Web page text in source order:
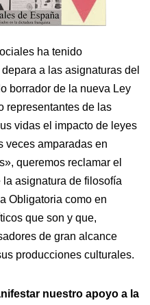
ha tenido
a las asignaturas del
borrador de la nueva Ley
representantes de las
vidas el impacto de leyes
veces amparadas en
queremos reclamar el
asignatura de filosofía
Obligatoria como en
que son y que,
de gran alcance
producciones culturales.
nuestro apoyo a la